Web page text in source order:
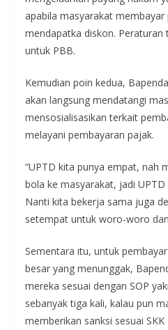
apabila masyarakat
mendapatka diskon. Peraturan
untuk PBB.
Kemudian poin kedua,
akan langsung mendatangi
mensosialisasikan terkait
melayani pembayaran pajak.
“UPTD kita punya empat, nah
bola ke masyarakat, jadi
Nanti kita bekerja sama juga
setempat untuk woro-woro
Sementara itu, untuk
besar yang menunggak,
mereka sesuai dengan SOP
sebanyak tiga kali, kalau pun
memberikan sanksi sesuai SKK